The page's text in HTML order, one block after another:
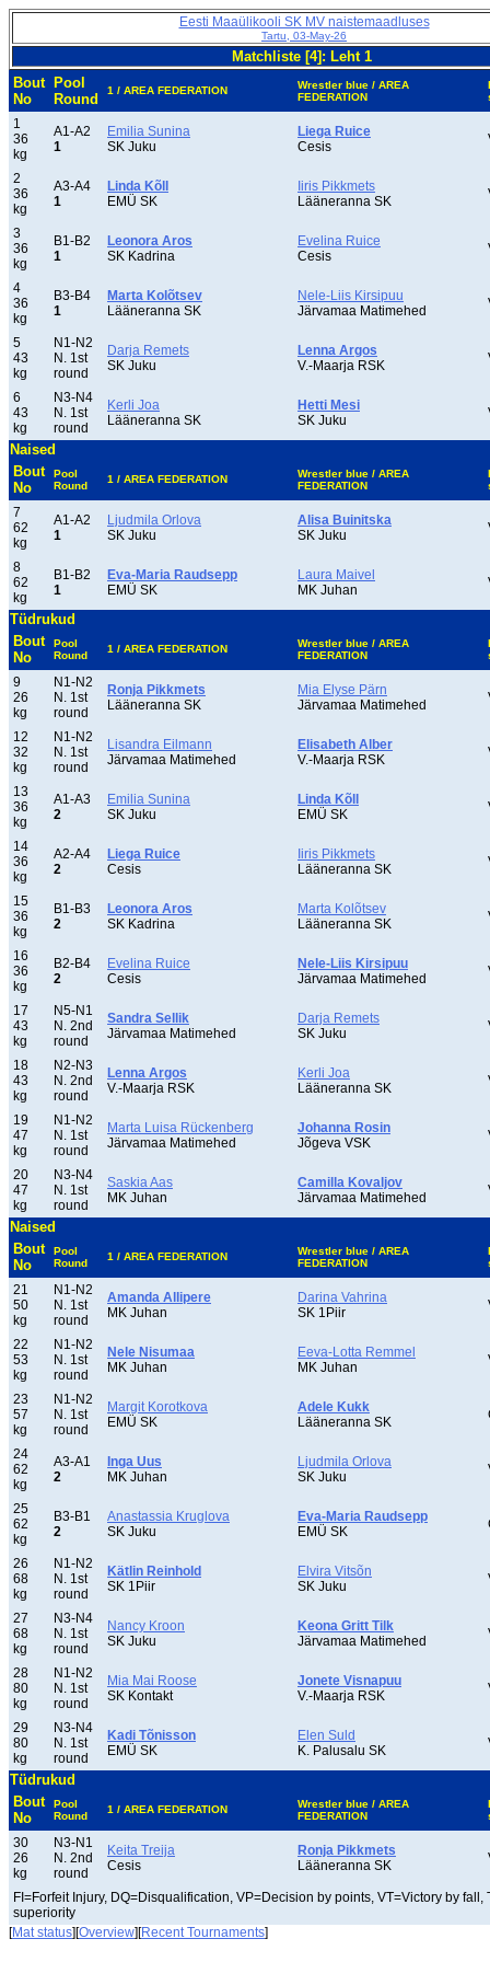
Eesti Maaülikooli SK MV naistemaadluses
Tartu, 03-May-26
Matchliste [4]: Leht 1
Bout
No
Pool
Round
1 / AREA FEDERATION
Wrestler blue / AREA
FEDERATION
1
36
kg
A1-A2
1
Emilia Sunina
SK Juku
Liega Ruice
Cesis
2
36
kg
A3-A4
1
Linda Kõll
EMÜ SK
Iiris Pikkmets
Lääneranna SK
3
36
kg
B1-B2
1
Leonora Aros
SK Kadrina
Evelina Ruice
Cesis
4
36
kg
B3-B4
1
Marta Kolõtsev
Lääneranna SK
Nele-Liis Kirsipuu
Järvamaa Matimehed
5
43
kg
N1-N2
N. 1st
round
Darja Remets
SK Juku
Lenna Argos
V.-Maarja RSK
6
43
kg
N3-N4
N. 1st
round
Kerli Joa
Lääneranna SK
Hetti Mesi
SK Juku
Naised
Bout
No
Pool
Round
1 / AREA FEDERATION
Wrestler blue / AREA
FEDERATION
7
62
kg
A1-A2
1
Ljudmila Orlova
SK Juku
Alisa Buinitska
SK Juku
8
62
kg
B1-B2
1
Eva-Maria Raudsepp
EMÜ SK
Laura Maivel
MK Juhan
Tüdrukud
Bout
No
Pool
Round
1 / AREA FEDERATION
Wrestler blue / AREA
FEDERATION
9
26
kg
N1-N2
N. 1st
round
Ronja Pikkmets
Lääneranna SK
Mia Elyse Pärn
Järvamaa Matimehed
12
32
kg
N1-N2
N. 1st
round
Lisandra Eilmann
Järvamaa Matimehed
Elisabeth Alber
V.-Maarja RSK
13
36
kg
A1-A3
2
Emilia Sunina
SK Juku
Linda Kõll
EMÜ SK
14
36
kg
A2-A4
2
Liega Ruice
Cesis
Iiris Pikkmets
Lääneranna SK
15
36
kg
B1-B3
2
Leonora Aros
SK Kadrina
Marta Kolõtsev
Lääneranna SK
16
36
kg
B2-B4
2
Evelina Ruice
Cesis
Nele-Liis Kirsipuu
Järvamaa Matimehed
17
43
kg
N5-N1
N. 2nd
round
Sandra Sellik
Järvamaa Matimehed
Darja Remets
SK Juku
18
43
kg
N2-N3
N. 2nd
round
Lenna Argos
V.-Maarja RSK
Kerli Joa
Lääneranna SK
19
47
kg
N1-N2
N. 1st
round
Marta Luisa Rückenberg
Järvamaa Matimehed
Johanna Rosin
Jõgeva VSK
20
47
kg
N3-N4
N. 1st
round
Saskia Aas
MK Juhan
Camilla Kovaljov
Järvamaa Matimehed
Naised
Bout
No
Pool
Round
1 / AREA FEDERATION
Wrestler blue / AREA
FEDERATION
21
50
kg
N1-N2
N. 1st
round
Amanda Allipere
MK Juhan
Darina Vahrina
SK 1Piir
22
53
kg
N1-N2
N. 1st
round
Nele Nisumaa
MK Juhan
Eeva-Lotta Remmel
MK Juhan
23
57
kg
N1-N2
N. 1st
round
Margit Korotkova
EMÜ SK
Adele Kukk
Lääneranna SK
24
62
kg
A3-A1
2
Inga Uus
MK Juhan
Ljudmila Orlova
SK Juku
25
62
kg
B3-B1
2
Anastassia Kruglova
SK Juku
Eva-Maria Raudsepp
EMÜ SK
26
68
kg
N1-N2
N. 1st
round
Kätlin Reinhold
SK 1Piir
Elvira Vitsõn
SK Juku
27
68
kg
N3-N4
N. 1st
round
Nancy Kroon
SK Juku
Keona Gritt Tilk
Järvamaa Matimehed
28
80
kg
N1-N2
N. 1st
round
Mia Mai Roose
SK Kontakt
Jonete Visnapuu
V.-Maarja RSK
29
80
kg
N3-N4
N. 1st
round
Kadi Tõnisson
EMÜ SK
Elen Suld
K. Palusalu SK
Tüdrukud
Bout
No
Pool
Round
1 / AREA FEDERATION
Wrestler blue / AREA
FEDERATION
30
26
kg
N3-N1
N. 2nd
round
Keita Treija
Cesis
Ronja Pikkmets
Lääneranna SK
FI=Forfeit Injury, DQ=Disqualification, VP=Decision by points, VT=Victory by fall,
superiority
[Mat status][Overview][Recent Tournaments]